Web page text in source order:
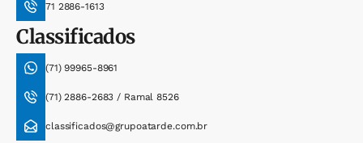
71 2886-1613
Classificados
(71) 99965-8961
(71) 2886-2683 / Ramal 8526
classificados@grupoatarde.com.br